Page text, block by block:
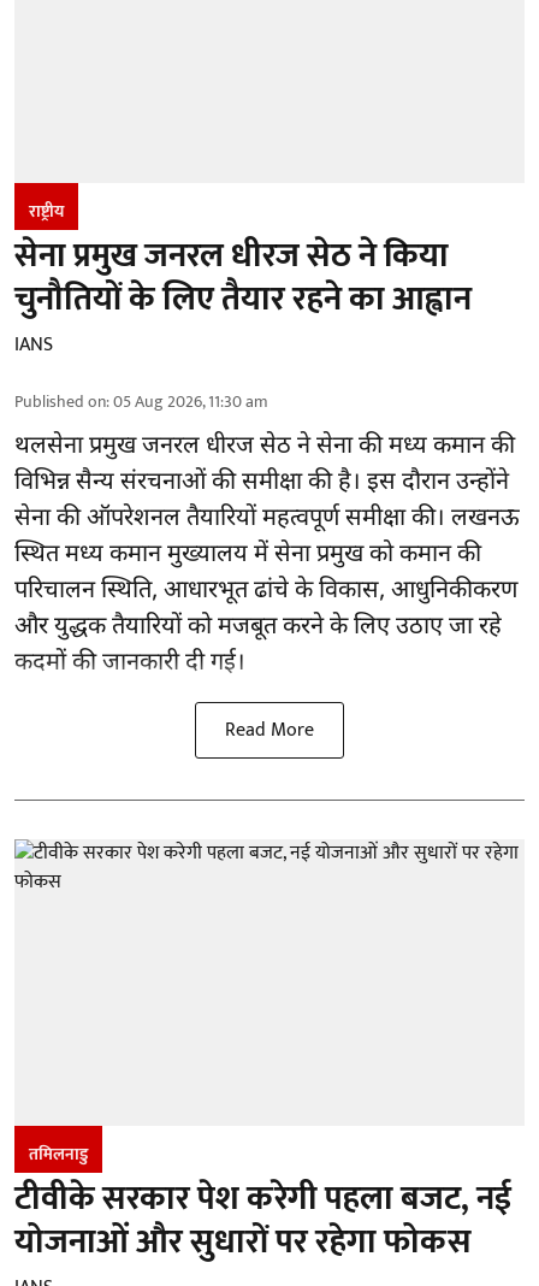
राष्ट्रीय
सेना प्रमुख जनरल धीरज सेठ ने किया
चुनौतियों के लिए तैयार रहने का आह्वान
IANS
Published on:05 Aug 2026, 11:30 am
थलसेना प्रमुख जनरल धीरज सेठ ने सेना की मध्य कमान की
विभिन्न सैन्य संरचनाओं की समीक्षा की है। इस दौरान उन्होंने
सेना की ऑपरेशनल तैयारियों महत्वपूर्ण समीक्षा की। लखनऊ
स्थित मध्य कमान मुख्यालय में सेना प्रमुख को कमान की
परिचालन स्थिति, आधारभूत ढांचे के विकास, आधुनिकीकरण
और युद्धक तैयारियों को मजबूत करने के लिए उठाए जा रहे
कदमों की जानकारी दी गई।
Read More
तमिलनाडु
टीवीके सरकार पेश करेगी पहला बजट, नई
योजनाओं और सुधारों पर रहेगा फोकस